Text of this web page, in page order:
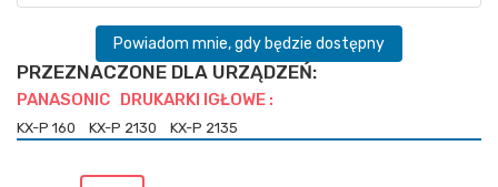
Powiadom mnie, gdy będzie dostępny
PRZEZNACZONE DLA URZĄDZEŃ:
PANASONIC DRUKARKI IGŁOWE :
KX-P 160 KX-P 2130 KX-P 2135